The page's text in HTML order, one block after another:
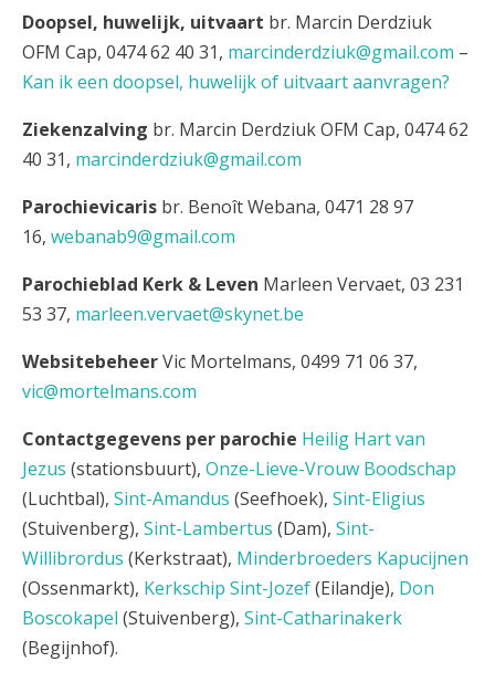
Doopsel, huwelijk, uitvaart br. Marcin Derdziuk
OFM Cap, 0474 62 40 31, marcinderdziuk@gmail.com –
Kan ik een doopsel, huwelijk of uitvaart aanvragen?
Ziekenzalving br. Marcin Derdziuk OFM Cap, 0474 62
40 31, marcinderdziuk@gmail.com
Parochievicaris br. Benoît Webana, 0471 28 97
16, webanab9@gmail.com
Parochieblad Kerk & Leven Marleen Vervaet, 03 231
53 37, marleen.vervaet@skynet.be
WebsitebeheerVic Mortelmans, 0499 71 06 37,
vic@mortelmans.com
Contactgegevens per parochie Heilig Hart van
Jezus (stationsbuurt), Onze-Lieve-Vrouw Boodschap
(Luchtbal), Sint-Amandus (Seefhoek), Sint-Eligius
(Stuivenberg), Sint-Lambertus (Dam), Sint-
Willibrordus (Kerkstraat), Minderbroeders Kapucijnen
(Ossenmarkt), Kerkschip Sint-Jozef(Eilandje), Don
Boscokapel (Stuivenberg), Sint-Catharinakerk
(Begijnhof).